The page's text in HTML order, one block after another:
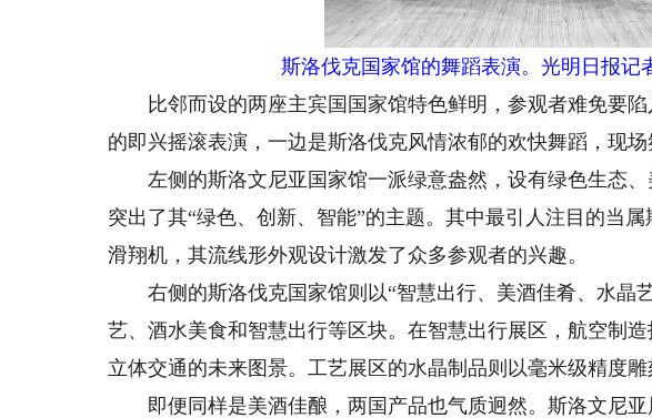
斯洛伐克国家馆的舞蹈表演。光明日报记
比邻而设的两座主宾国国家馆特色鲜明，参观者难免要陷
的即兴摇滚表演，一边是斯洛伐克风情浓郁的欢快舞蹈，现场
左侧的斯洛文尼亚国家馆一派绿意盎然，设有绿色生态、
突出了其“绿色、创新、智能”的主题。其中最引人注目的当
滑翔机，其流线形外观设计激发了众多参观者的兴趣。
右侧的斯洛伐克国家馆则以“智慧出行、美酒佳肴、水晶
艺、酒水美食和智慧出行等区块。在智慧出行展区，航空制
立体交通的未来图景。工艺展区的水晶制品则以毫米级精度雕
即便同样是美酒佳酿，两国产品也气质迥然。斯洛文尼亚